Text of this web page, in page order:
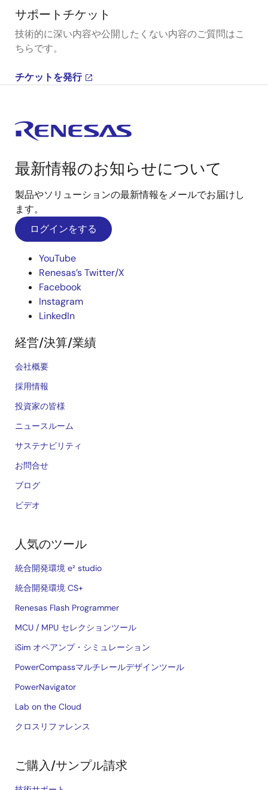
サポートチケット
技術的に深い内容や公開したくない内容のご質問はこ
ちらです。
チケットを発行
最新情報のお知らせについて
製品やソリューションの最新情報をメールでお届けし
ます。
ログインをする
YouTube
Renesas’s Twitter/X
Facebook
Instagram
LinkedIn
経営/決算/業績
会社概要
採用情報
投資家の皆様
ニュースルーム
サステナビリティ
お問合せ
ブログ
ビデオ
人気のツール
統合開発環境 e² studio
統合開発環境 CS+
Renesas Flash Programmer
MCU / MPU セレクションツール
iSim オペアンプ・シミュレーション
PowerCompassマルチレールデザインツール
PowerNavigator
Lab on the Cloud
クロスリファレンス
ご購入/サンプル請求